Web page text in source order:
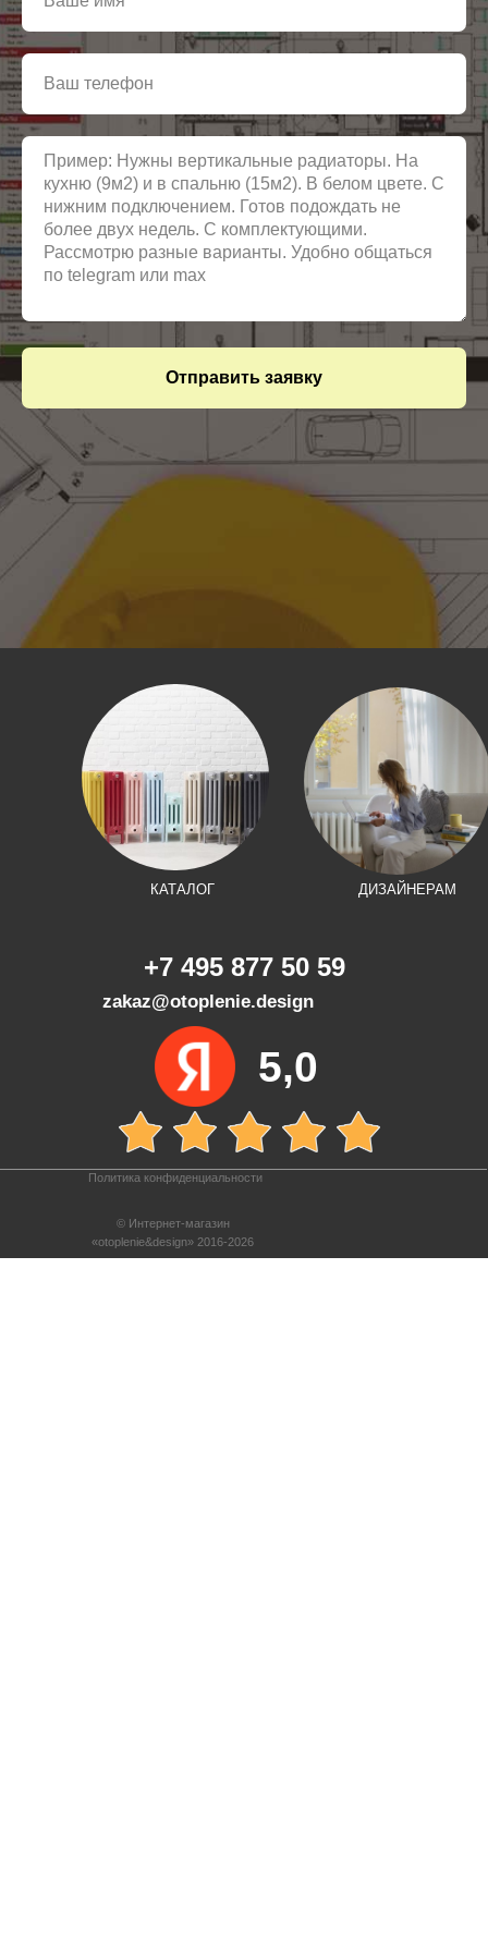
Отправить заявку
КАТАЛОГ ДИЗАЙНЕРАМ
+7 495 877 50 59
© Интернет-магазин
«otoplenie&design» 2016-2026
Политика конфиденциальности
zakaz@otoplenie.design
5,0